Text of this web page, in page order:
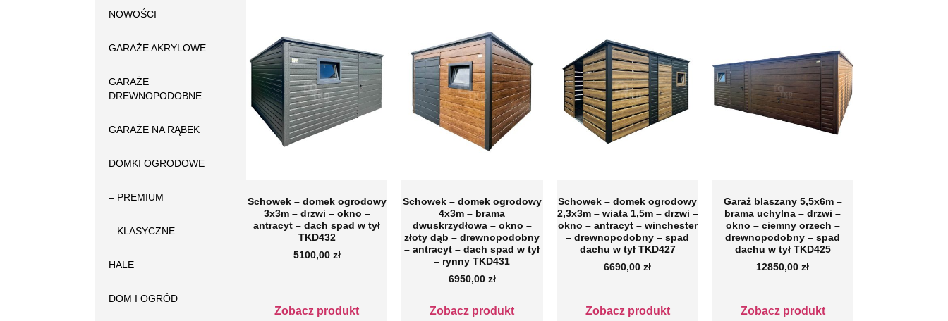
NOWOŚCI
GARAŻE AKRYLOWE
GARAŻE
DREWNOPODOBNE
GARAŻE NA RĄBEK
DOMKI OGRODOWE
– PREMIUM
– KLASYCZNE
HALE
DOM I OGRÓD
Schowek – domek ogrodowy
3x3m – drzwi – okno –
antracyt – dach spad w tył
TKD432
5100,00 zł
Zobacz produkt
Schowek – domek ogrodowy
4x3m – brama
dwuskrzydłowa – okno –
złoty dąb – drewnopodobny
– antracyt – dach spad w tył
– rynny TKD431
6950,00 zł
Zobacz produkt
Schowek – domek ogrodowy
2,3x3m – wiata 1,5m – drzwi –
okno – antracyt – winchester
– drewnopodobny – spad
dachu w tył TKD427
6690,00zł
Zobacz produkt
Garaż blaszany 5,5x6m –
brama uchylna – drzwi –
okno – ciemny orzech –
drewnopodobny – spad
dachu w tył TKD425
12850,00zł
Zobacz produkt